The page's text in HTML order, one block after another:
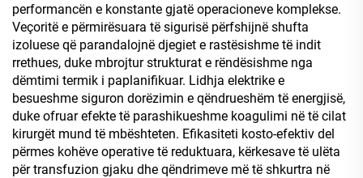
performancën e konstante gjatë operacioneve komplekse.
Veçoritë e përmirësuara të sigurisë përfshijnë shufta
izoluese që parandalojnë djegiet e rastësishme të indit
rrethues, duke mbrojtur strukturat e rëndësishme nga
dëmtimi termik i paplanifikuar. Lidhja elektrike e
besueshme siguron dorëzimin e qëndrueshëm të energjisë,
duke ofruar efekte të parashikueshme koagulimi në të cilat
kirurgët mund të mbështeten. Efikasiteti kosto-efektiv del
përmes kohëve operative të reduktuara, kërkesave të ulëta
për transfuzion gjaku dhe qëndrimeve më të shkurtra në